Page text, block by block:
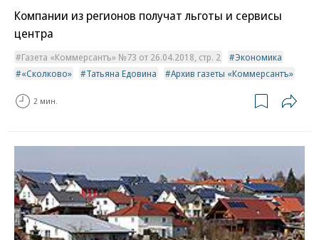
Компании из регионов получат льготы и сервисы
центра
Газета «Коммерсантъ» №73 от 26.04.2018, стр. 2
Экономика
«Сколково»
Татьяна Едовина Архив газеты «Коммерсантъ»
2 мин.